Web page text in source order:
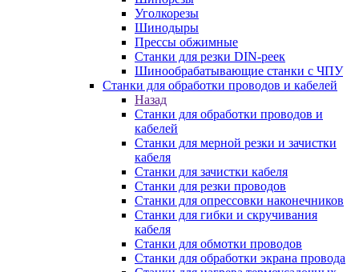
Уголкорезы
Шинодыры
Прессы обжимные
Станки для резки DIN-реек
Шинообрабатывающие станки с ЧПУ
Станки для обработки проводов и кабелей
Назад
Станки для обработки проводов и
кабелей
Станки для мерной резки и зачистки
кабеля
Станки для зачистки кабеля
Станки для резки проводов
Станки для опрессовки наконечников
Станки для гибки и скручивания
кабеля
Станки для обмотки проводов
Станки для обработки экрана провода